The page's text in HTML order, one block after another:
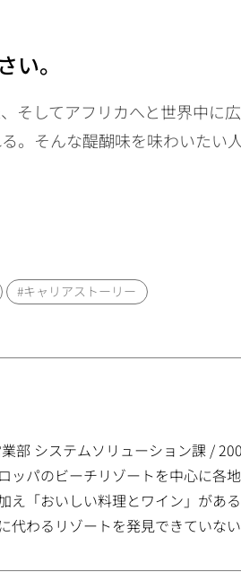
。
そしてアフリカへと世界中に
。そんな醍醐味を味わいたい
#キャリアストーリー
部 システムソリューション課 /
ッパのビーチリゾートを中心に各
え「おいしい料理とワイン」があ
わるリゾートを発見できていない